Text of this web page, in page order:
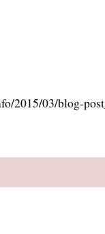
2015/03/blog-